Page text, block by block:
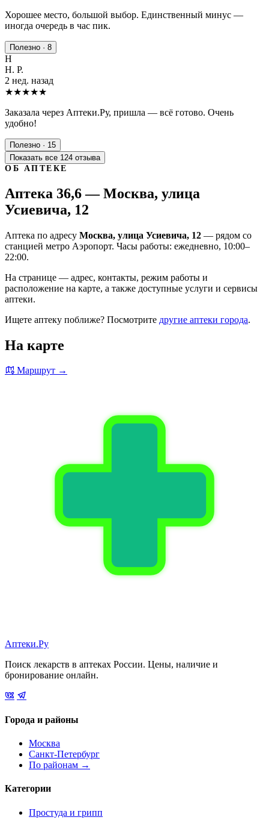
Хорошее место, большой выбор. Единственный минус —
иногда очередь в час пик.
Полезно · 8
Н
Н. Р.
2 нед. назад
★★★★★
Заказала через Аптеки.Ру, пришла — всё готово. Очень
удобно!
Полезно · 15
Показать все 124 отзыва
ОБ АПТЕКЕ
Аптека 36,6 — Москва, улица
Усиевича, 12
Аптека по адресу Москва, улица Усиевича, 12 — рядом со
станцией метро Аэропорт. Часы работы: ежедневно, 10:00–
22:00.
На странице — адрес, контакты, режим работы и
расположение на карте, а также доступные услуги и сервисы
аптеки.
Ищете аптеку поближе? Посмотрите другие аптеки города.
На карте
Маршрут →
Аптеки.Ру
Поиск лекарств в аптеках России. Цены, наличие и
бронирование онлайн.
Города и районы
Москва
Санкт-Петербург
По районам →
Категории
Простуда и грипп